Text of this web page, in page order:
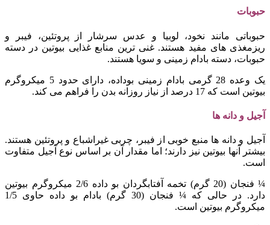
حبوبات
حبوباتی مانند نخود، لوبیا و عدس سرشار از پروتئین، فیبر و
ریزمغذی های مفید هستند. غنی ترین منابع غذایی بیوتین در دسته
حبوبات، دسته بادام زمینی و سویا هستند.
یک وعده 28 گرمی بادام زمینی بوداده، دارای حدود 5 میکروگرم
بیوتین است که 17 درصد از نیاز روزانه بدن را فراهم می کند.
آجیل و دانه ها
آجیل و دانه ها منبع خوبی از فیبر، چربی غیراشباع و پروتئین هستند.
بیشتر آنها بیوتین نیز دارند؛ اما مقدار آن بر اساس نوع آجیل متفاوت
است.
¼ فنجان (20 گرم) تخمه آفتابگردان بو داده 2/6 میکروگرم بیوتین
دارد. در حالی که ¼ فنجان (30 گرم) بادام بو داده حاوی 1/5
میکروگرم بیوتین است.